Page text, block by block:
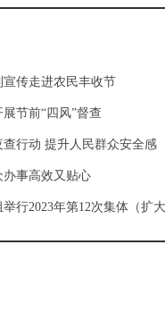
传走进农民丰收节
节前“四风”督查
行动 提升人民群众安全感
事高效又贴心
行2023年第12次集体（扩